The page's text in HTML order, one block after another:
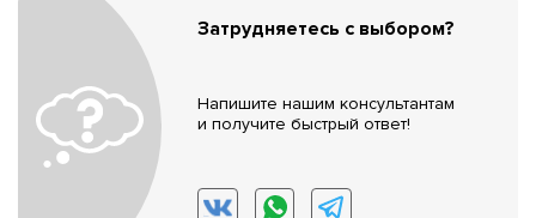
Затрудняетесь с выбором?
Напишите нашим консультантам
и получите быстрый ответ!